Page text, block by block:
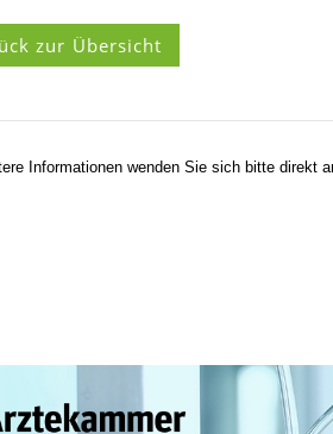
zur Übersicht
Informationen wenden Sie sich bitte direkt